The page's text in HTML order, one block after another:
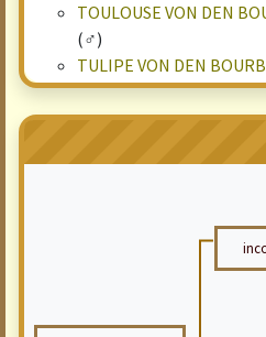
TOULOUSE VON DEN
(♂)
TULIPE VON DEN